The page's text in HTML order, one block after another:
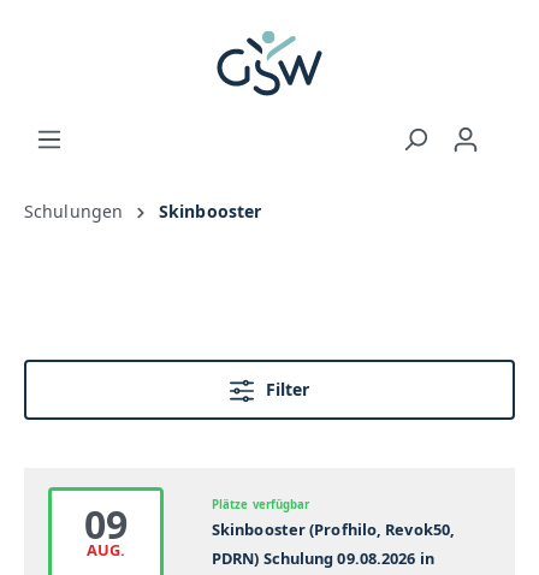
Schulungen Skinbooster
Filter
09
AUG.
Plätze verfügbar
Skinbooster (Profhilo, Revok50,
PDRN) Schulung 09.08.2026 in